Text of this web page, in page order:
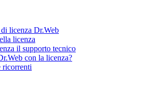
licenza Dr.Web
licenza
il supporto tecnico
con la licenza?
ricorrenti